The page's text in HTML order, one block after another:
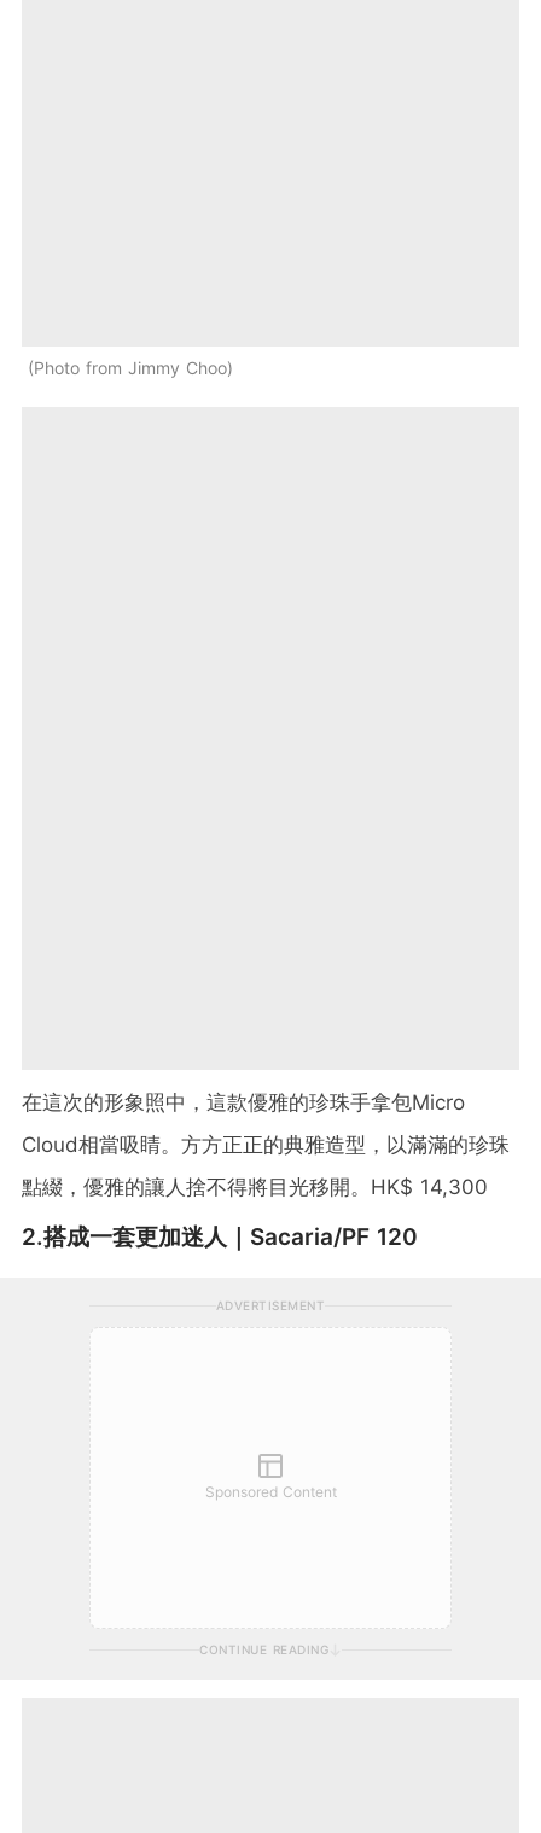
Photo from Jimmy Choo
在這次的形象照中，這款優雅的珍珠手拿包Micro
Cloud相當吸睛。方方正正的典雅造型，以滿滿的珍珠
點綴，優雅的讓人捨不得將目光移開。HK$ 14,300
2.搭成一套更加迷人｜Sacaria/PF 120
ADVERTISEMENT
Sponsored Content
CONTINUE READING